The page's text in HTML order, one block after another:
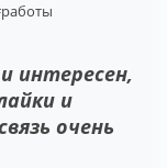
интересен,
и
очень